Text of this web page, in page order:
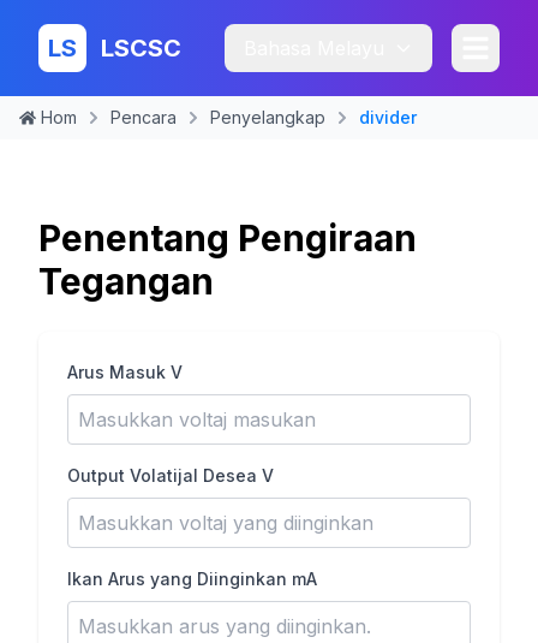
LS LSCSC
Hom Pencara Penyelangkap divider
Penentang Pengiraan
Tegangan
Arus Masuk V
Output Volatijal Desea V
Ikan Arus yang Diinginkan mA